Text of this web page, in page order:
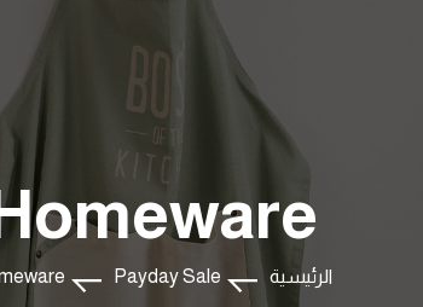
الرئيسية Payday Sale